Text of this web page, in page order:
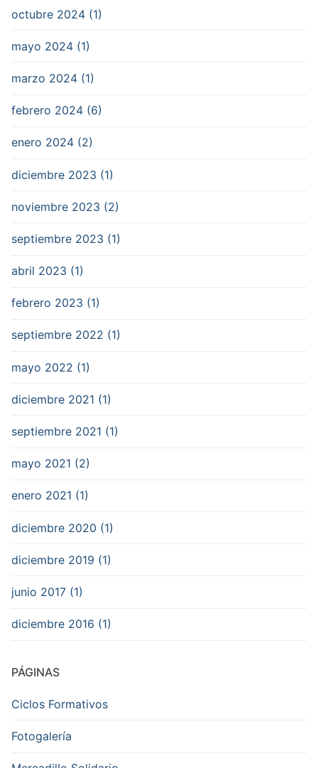
octubre 2024 (1)
mayo 2024 (1)
marzo 2024 (1)
febrero 2024 (6)
enero 2024 (2)
diciembre 2023 (1)
noviembre 2023 (2)
septiembre 2023 (1)
abril 2023 (1)
febrero 2023 (1)
septiembre 2022 (1)
mayo 2022 (1)
diciembre 2021 (1)
septiembre 2021 (1)
mayo 2021 (2)
enero 2021 (1)
diciembre 2020 (1)
diciembre 2019 (1)
junio 2017 (1)
diciembre 2016 (1)
PÁGINAS
Ciclos Formativos
Fotogalería